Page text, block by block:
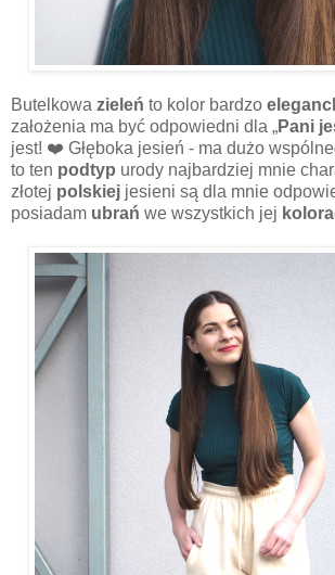
Butelkowa zieleń to kolor bardzo
założenia ma być odpowiedni dla „Pani
jest! ❤️ Głęboka jesień - ma dużo
to ten podtyp urody najbardziej mnie
złotej polskiej jesieni są dla mnie
posiadam ubrań we wszystkich jej